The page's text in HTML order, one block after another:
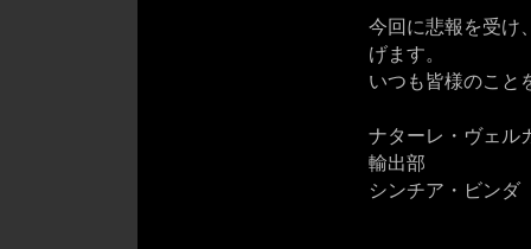
今回に悲報を受け
げます。
いつも皆様のこと
ナターレ・ヴェル
輸出部
シンチア・ビンダ